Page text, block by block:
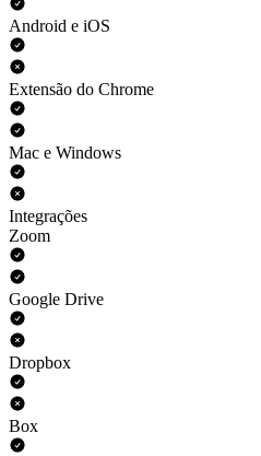
Android e iOS
Extensão do Chrome
Mac e Windows
Integrações
Zoom
Google Drive
Dropbox
Box